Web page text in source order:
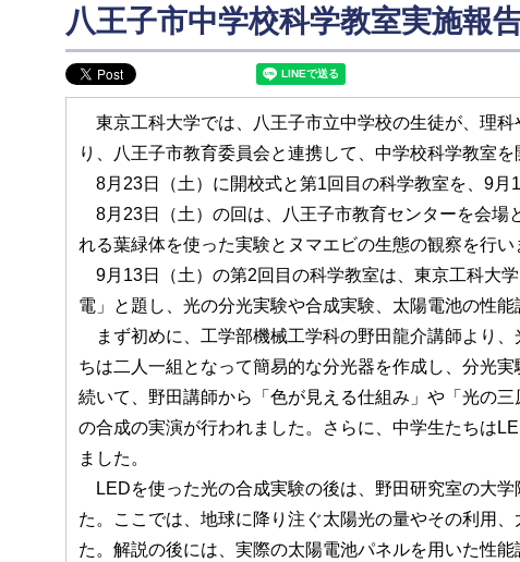
八王子市中学校科学教室実施報告
東京工科大学では、八王子市立中学校の生徒が、理
り、八王子市教育委員会と連携して、中学校科学教室を
8月23日（土）に開校式と第1回目の科学教室を、9月
8月23日（土）の回は、八王子市教育センターを会場
れる葉緑体を使った実験とヌマエビの生態の観察を行い
9月13日（土）の第2回目の科学教室は、東京工科大
電」と題し、光の分光実験や合成実験、太陽電池の性能
まず初めに、工学部機械工学科の野田龍介講師より
ちは二人一組となって簡易的な分光器を作成し、分光実
続いて、野田講師から「色が見える仕組み」や「光の
の合成の実演が行われました。さらに、中学生たちは
ました。
LEDを使った光の合成実験の後は、野田研究室の大
た。ここでは、地球に降り注ぐ太陽光の量やその利用
た。解説の後には、実際の太陽電池パネルを用いた性